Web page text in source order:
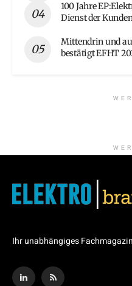
100 Jahre
Dienst der
Mittendrin und
bestätigt EFHT
Ihr unabhängiges